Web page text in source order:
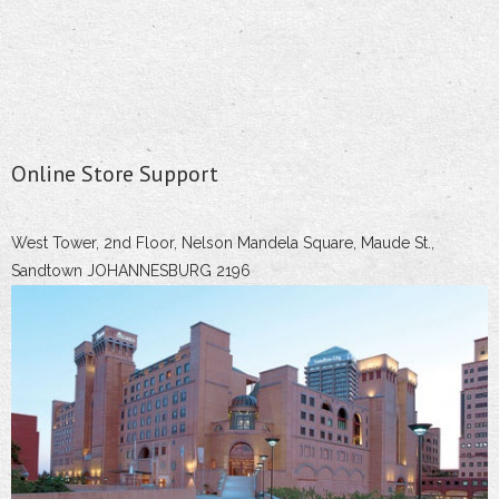
Online Store Support
West Tower, 2nd Floor, Nelson Mandela Square, Maude St.,
Sandtown JOHANNESBURG 2196